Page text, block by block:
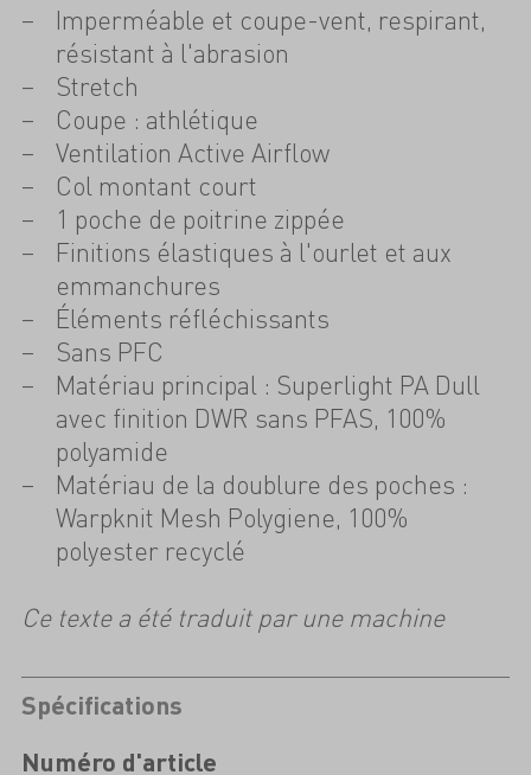
Imperméable et coupe-vent, respirant,
résistant à l'abrasion
Stretch
Coupe : athlétique
Ventilation Active Airflow
Col montant court
1 poche de poitrine zippée
Finitions élastiques à l'ourlet et aux
emmanchures
Éléments réfléchissants
Sans PFC
Matériau principal : Superlight PA Dull
avec finition DWR sans PFAS, 100%
polyamide
Matériau de la doublure des poches :
Warpknit Mesh Polygiene, 100%
polyester recyclé
Ce texte a été traduit par une machine
Spécifications
Numéro d'article